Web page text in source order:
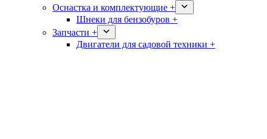
Оснастка и комплектующие +
Шнеки для бензобуров +
Запчасти +
Двигатели для садовой техники +